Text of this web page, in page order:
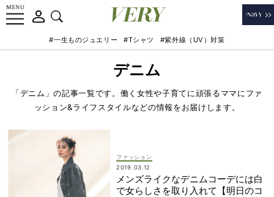
#一生ものジュエリー #Tシャツ #紫外線（UV）対策
デニム
「デニム」の記事一覧です。働く女性や子育てに頑張るママにファ
ッション&ライフスタイルなどの情報をお届けします。
ファッション
2019.03.12
メンズライクなデニムコーデには白
で女らしさを取り入れて【明日のコ